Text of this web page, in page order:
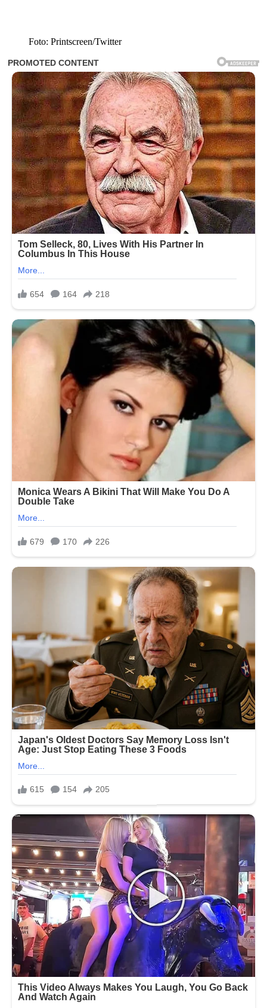
Foto: Printscreen/Twitter